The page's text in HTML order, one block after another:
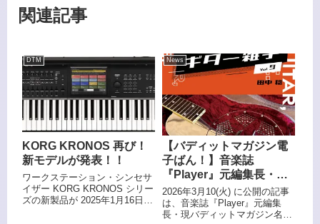
関連記事
DTM
KORG KRONOS 再び！
新モデルが発表！！
ワークステーション・シンセサ
イザー KORG KRONOS シリー
ズの新製品が 2025年1月16日、
News
【バディットマガジン電
子ばん！】音楽誌
『Player』元編集長・現
バディットマガジン名誉
編集長の田中稔が贈るコ
ラム第9弾！田中稔「NO
2026年3月10(火) に公開の記事
は、音楽誌『Player』元編集
長・現バディットマガジン名誉